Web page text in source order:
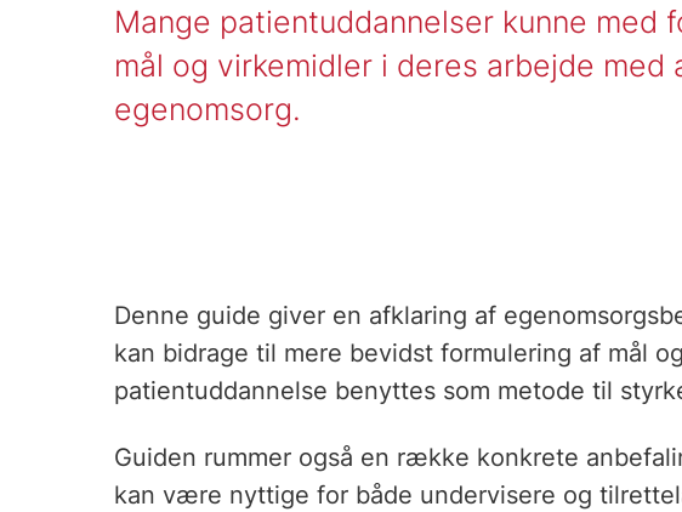
Mange patientuddannelser kunne med
mål og virkemidler i deres arbejde
egenomsorg.
Denne guide giver en afklaring af
kan bidrage til mere bevidst formulering af mål
patientuddannelse benyttes som metode til
Guiden rummer også en række konkrete
kan være nyttige for både undervisere og